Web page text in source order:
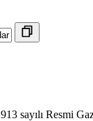
sayılı Resmi